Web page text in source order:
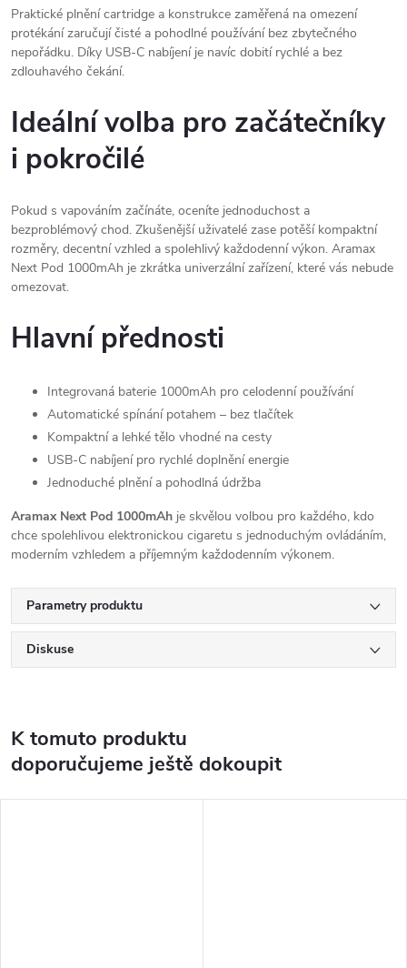
Praktické plnění cartridge a konstrukce zaměřená na omezení
protékání zaručují čisté a pohodlné používání bez zbytečného
nepořádku. Díky USB-C nabíjení je navíc dobití rychlé a bez
zdlouhavého čekání.
Ideální volba pro začátečníky
i pokročilé
Pokud s vapováním začínáte, oceníte jednoduchost a
bezproblémový chod. Zkušenější uživatelé zase potěší kompaktní
rozměry, decentní vzhled a spolehlivý každodenní výkon. Aramax
Next Pod 1000mAh je zkrátka univerzální zařízení, které vás nebude
omezovat.
Hlavní přednosti
Integrovaná baterie 1000mAh pro celodenní používání
Automatické spínání potahem – bez tlačítek
Kompaktní a lehké tělo vhodné na cesty
USB-C nabíjení pro rychlé doplnění energie
Jednoduché plnění a pohodlná údržba
Aramax Next Pod 1000mAh je skvělou volbou pro každého, kdo
chce spolehlivou elektronickou cigaretu s jednoduchým ovládáním,
moderním vzhledem a příjemným každodenním výkonem.
Parametry produktu
Diskuse
K tomuto produktu
doporučujeme ještě dokoupit